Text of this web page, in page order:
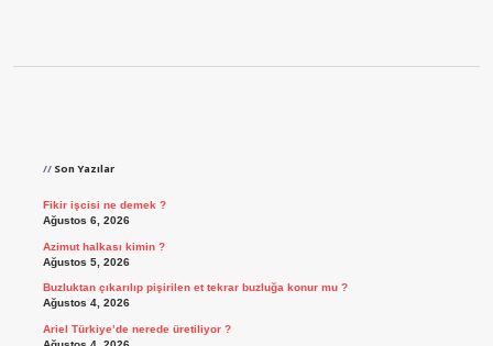
Son Yazılar
Fikir işcisi ne demek ?
Ağustos 6, 2026
Azimut halkası kimin ?
Ağustos 5, 2026
Buzluktan çıkarılıp pişirilen et tekrar buzluğa konur mu ?
Ağustos 4, 2026
Ariel Türkiye’de nerede üretiliyor ?